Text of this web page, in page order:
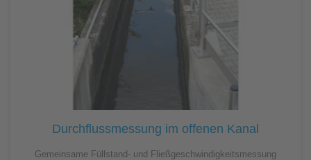
Durchflussmessung im offenen Kanal
Gemeinsame Füllstand- und Fließgeschwindigkeitsmessung